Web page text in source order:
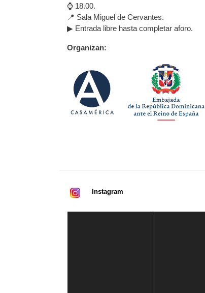
⌚ 18.00.
📍 Sala Miguel de Cervantes.
▶ Entrada libre hasta completar aforo.
Organizan:
Instagram